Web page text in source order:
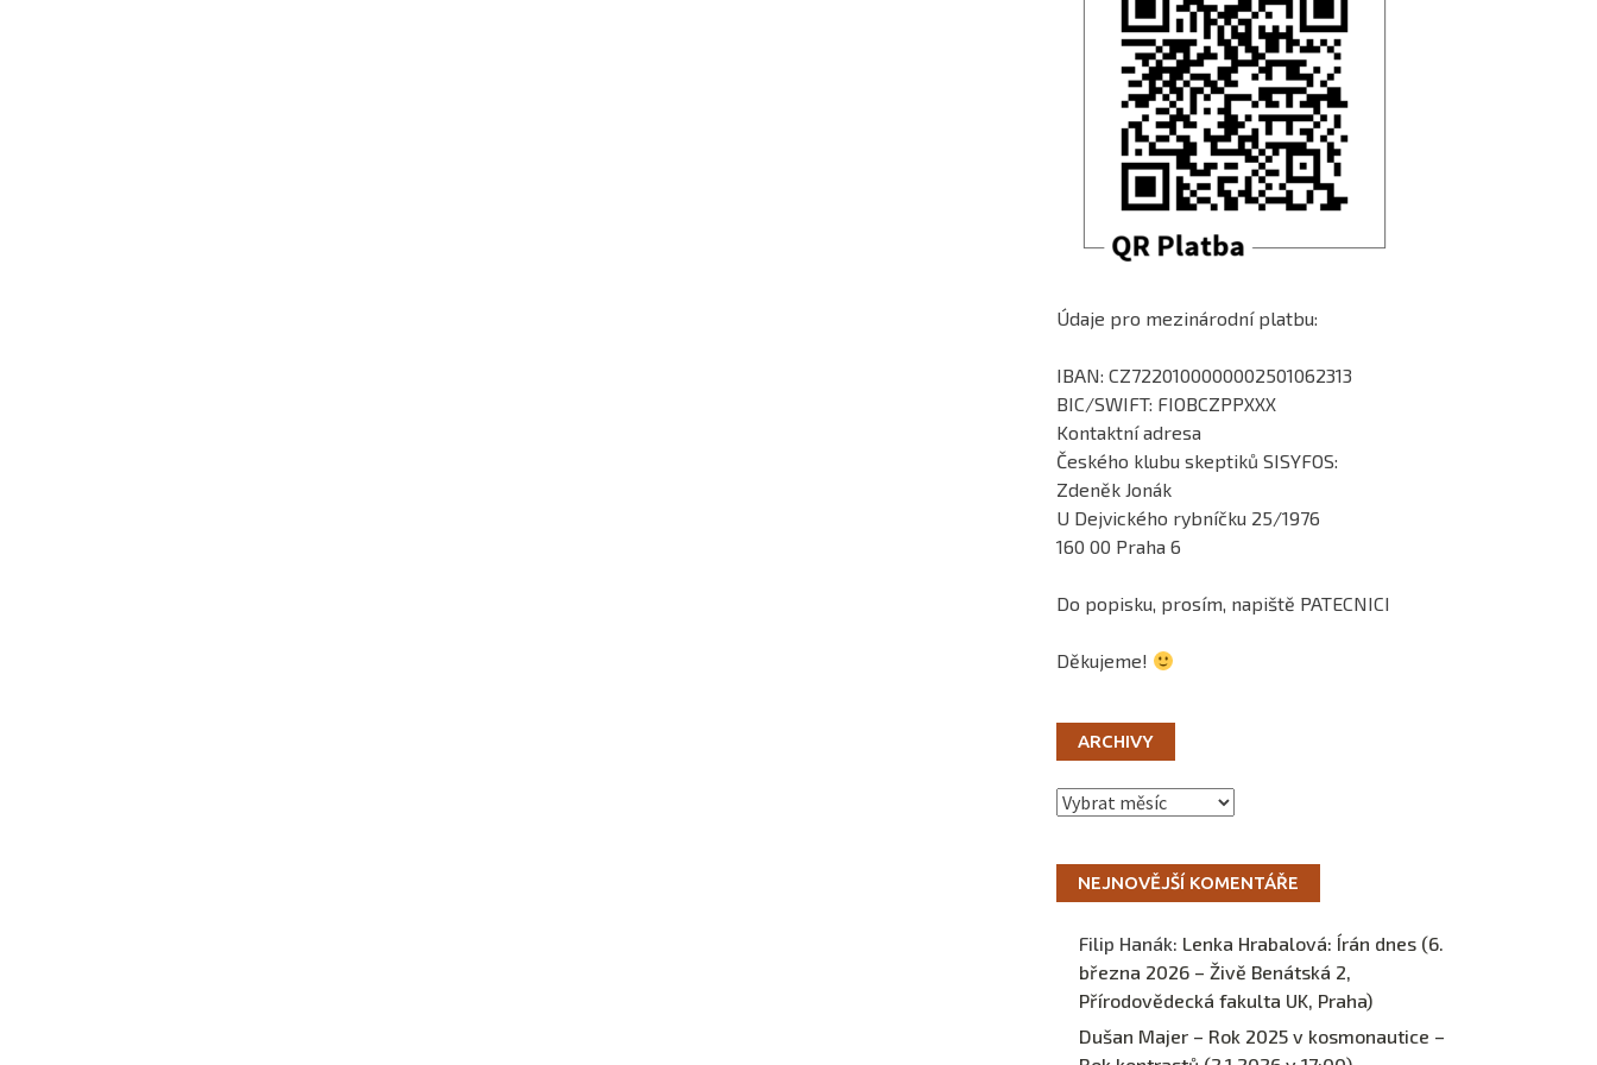
Údaje pro mezinárodní platbu:
IBAN: CZ7220100000002501062313
BIC/SWIFT: FIOBCZPPXXX
Kontaktní adresa
Českého klubu skeptiků SISYFOS:
Zdeněk Jonák
U Dejvického rybníčku 25/1976
160 00 Praha 6
Do popisku, prosím, napiště PATECNICI
Děkujeme!
ARCHIVY
Archivy
NEJNOVĚJŠÍ KOMENTÁŘE
Filip Hanák: Lenka Hrabalová: Írán dnes (6.
března 2026 – Živě Benátská 2,
Přírodovědecká fakulta UK, Praha)
Dušan Majer – Rok 2025 v kosmonautice –